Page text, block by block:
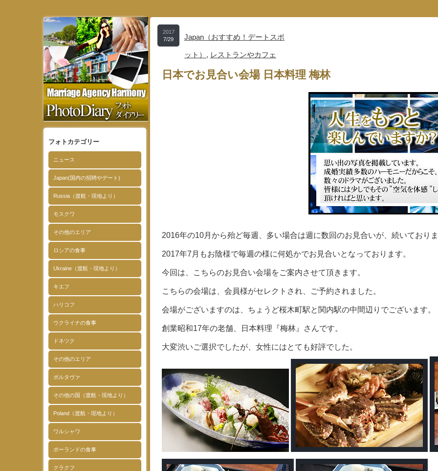
フォトカテゴリー
ニュース
Japan(国内の招聘やデート)
Russia（渡航・現地より）
モスクワ
その他のエリア
ロシアの食事
Ukraine（渡航・現地より）
キエフ
ハリコフ
ウクライナの食事
ドネツク
その他のエリア
ポルタヴァ
その他の国（渡航・現地より）
Poland（渡航・現地より）
ワルシャワ
ポーランドの食事
クラクフ
2017
7/29
Japan（おすすめ！デートスポ
ット） , レストランやカフェ
日本でお見合い会場 日本料理 梅林
2016年の10月から殆ど毎週、多い場合は週に数回のお見合いが、続いており
2017年7月もお陰様で毎週の様に何処かでお見合いとなっております。
今回は、こちらのお見合い会場をご案内させて頂きます。
こちらの会場は、会員様がセレクトされ、ご予約されました。
会場がございますのは、ちょうど桜木町駅と関内駅の中間辺りでございます。
創業昭和17年の老舗、日本料理『梅林』さんです。
大変渋いご選択でしたが、女性にはとても好評でした。